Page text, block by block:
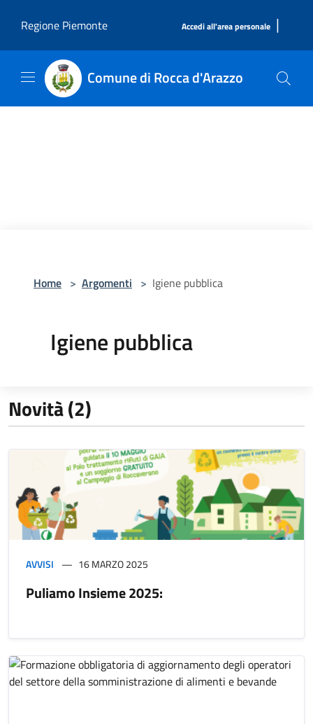
Regione Piemonte
Accedi all'area personale |
Comune di Rocca d'Arazzo
Home > Argomenti > Igiene pubblica
Igiene pubblica
Novità (2)
AVVISI 16 MARZO 2025
Puliamo Insieme 2025: